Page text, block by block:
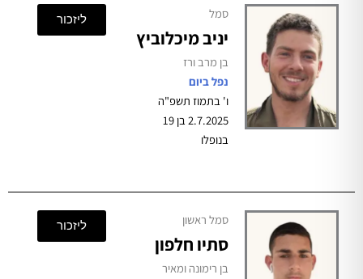
סמל
יניב מיכלוביץ
בן מרב ורז
נפל ביום
ו' בתמוז תשפ"ה
2.7.2025 בן 19
סתיו חלפון
בן רימונה ומאיר